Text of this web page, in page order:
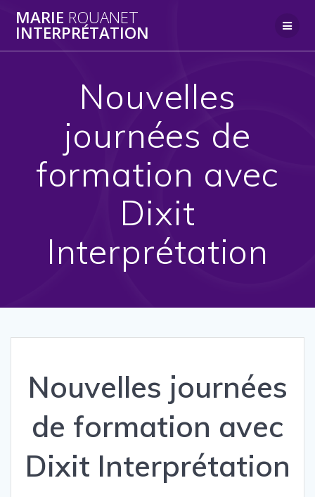
MARIE ROUANET
INTERPRÉTATION
Nouvelles
journées de
formation avec
Dixit
Interprétation
Nouvelles journées
de formation avec
Dixit Interprétation